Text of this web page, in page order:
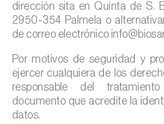
dirección sita en Quinta de S.
2950-354 Palmela o
de correo electrónico
Por motivos de seguridad y
ejercer cualquiera de los
responsable del
documento que acredite la
datos.